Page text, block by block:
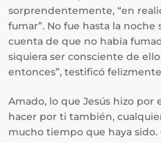
sorprendentemente, “en
fumar”. No fue hasta la
cuenta de que no había
siquiera ser consciente de
entonces”, testificó
Amado, lo que Jesús hizo por
hacer por ti también,
mucho tiempo que haya